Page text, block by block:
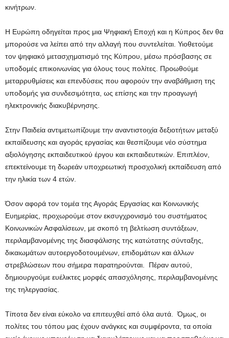
κινήτρων.
Η Ευρώπη οδηγείται προς μια Ψηφιακή Εποχή και η Κύπρος δεν θα
μπορούσε να λείπει από την αλλαγή που συντελείται. Υιοθετούμε
τον ψηφιακό μετασχηματισμό της Κύπρου, μέσω πρόσβασης σε
υποδομές επικοινωνίας για όλους τους πολίτες. Προωθούμε
μεταρρυθμίσεις και επενδύσεις που αφορούν την αναβάθμιση της
υποδομής για συνδεσιμότητα, ως επίσης και την προαγωγή
ηλεκτρονικής διακυβέρνησης.
Στην Παιδεία αντιμετωπίζουμε την αναντιστοιχία δεξιοτήτων μεταξύ
εκπαίδευσης και αγοράς εργασίας και θεσπίζουμε νέο σύστημα
αξιολόγησης εκπαιδευτικού έργου και εκπαιδευτικών. Επιπλέον,
επεκτείνουμε τη δωρεάν υποχρεωτική προσχολική εκπαίδευση από
την ηλικία των 4 ετών.
Όσον αφορά τον τομέα της Αγοράς Εργασίας και Κοινωνικής
Ευημερίας, προχωρούμε στον εκσυγχρονισμό του συστήματος
Κοινωνικών Ασφαλίσεων, με σκοπό τη βελτίωση συντάξεων,
περιλαμβανομένης της διασφάλισης της κατώτατης σύνταξης,
δικαιωμάτων αυτοεργοδοτουμένων, επιδομάτων και άλλων
στρεβλώσεων που σήμερα παρατηρούνται. Πέραν αυτού,
δημιουργούμε ευέλικτες μορφές απασχόλησης, περιλαμβανομένης
της τηλεργασίας.
Τίποτα δεν είναι εύκολο να επιτευχθεί από όλα αυτά. Όμως, οι
πολίτες του τόπου μας έχουν ανάγκες και συμφέροντα, τα οποία